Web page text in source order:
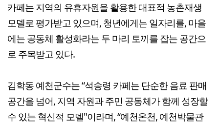
카페는 지역의 유휴자원을 활용한 대표적 농촌재생
모델로 평가받고 있으며, 청년에게는 일자리를, 마을
에는 공동체 활성화라는 두 마리 토끼를 잡는 공간으
로 주목받고 있다.
김학동 예천군수는 “석송령 카페는 단순한 음료 판매
공간을 넘어, 지역 자원과 주민 공동체가 함께 성장할
수 있는 혁신적 모델"이라며, “예천온천, 예천박물관